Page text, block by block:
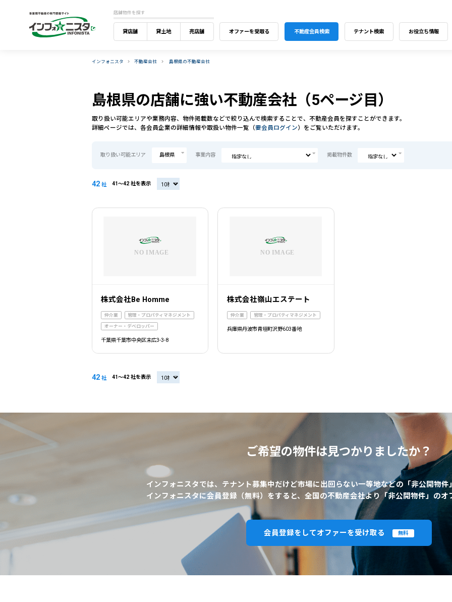
店舗物件を探す
貸店舗 貸土地 売店舗 オファーを受取る 不動産会員検索 テナント検索 お役立ち情報
インフォニスタ 不動産会社 島根県の不動産会社
島根県の店舗に強い不動産会社（5ページ目）
取り扱い可能エリアや業務内容、物件掲載数などで絞り込んで検索することで、不動産会員を探すことができます。
詳細ページでは、各会員企業の詳細情報や取扱い物件一覧（要会員ログイン）をご覧いただけます。
取り扱い可能エリア 島根県 事業内容 掲載物件数
42社 41〜42 社を表示 20社
株式会社Be Homme
仲介業 管理・プロパティマネジメント
オーナー・デベロッパー
千葉県千葉市中央区末広3-3-8
株式会社嶺山エステート
仲介業 管理・プロパティマネジメント
兵庫県丹波市青垣町沢野603番地
42社 41〜42 社を表示 20社
ご希望の物件は見つかりましたか？
インフォニスタでは、テナント募集中だけど市場に出回らない一等地などの「非公開物
インフォニスタに会員登録（無料）をすると、全国の不動産会社より「非公開物件」のオ
会員登録をしてオファーを受け取る 無料